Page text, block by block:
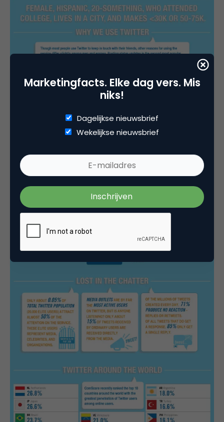
Marketingfacts. Elke dag vers. Mis
niks!
Dagelijkse nieuwsbrief
Wekelijkse nieuwsbrief